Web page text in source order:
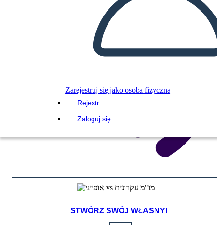
Zarejestruj się jako osoba fizyczna
Rejestr
Zaloguj się
STWÓRZ SWÓJ WŁASNY!